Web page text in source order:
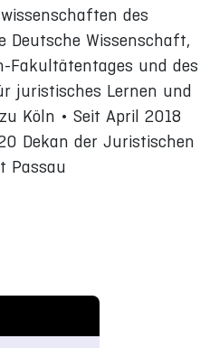
des
Deutsche Wissenschaft,
Fakultätentages und des
juristisches Lernen und
Köln • Seit April 2018
Dekan der Juristischen
Passau